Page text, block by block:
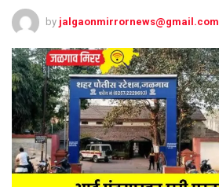
by jalgaonmirrornews@gmail.com